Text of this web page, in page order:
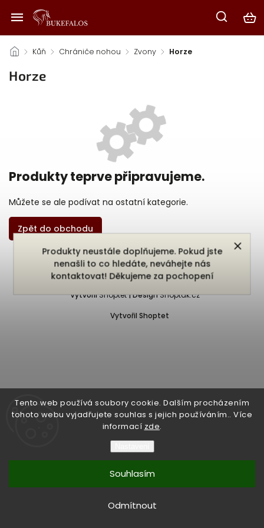
Tento web používá soubory cookie. Dalším procházením
tohoto webu vyjadřujete souhlas s jejich používáním.. Více
informací zde.
Odmítnout
Souhlasím
Produkty neustále doplňujeme. Pokud jste
nenašli to co hledáte, neváhejte nás
kontaktovat! Děkujeme za pochopení
/ Kůň / Chrániče nohou / Zvony / Horze
Horze
Produkty teprve připravujeme.
Můžete se ale podívat na ostatní kategorie.
Zpět do obchodu
Vytvořil Shoptet
Copyright 2026Bukefalos. Všechna práva vyhrazena.
Vytvořil Shoptet | Design Shoptak.cz